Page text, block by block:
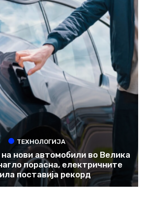
ТЕХНОЛОГИЈА
нови автомобили во Велика
порасна, електричните
поставија рекорд